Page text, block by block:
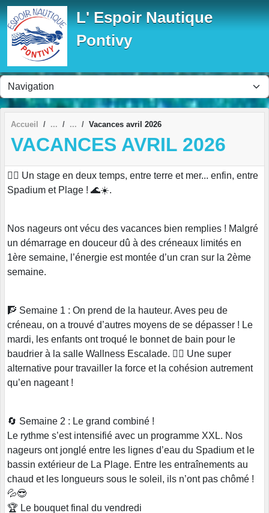
L' Espoir Nautique
Pontivy
Accueil Vacances avril 2026
VACANCES AVRIL 2026
🏊‍♂️ Un stage en deux temps, entre terre et mer... enfin, entre
Spadium et Plage ! 🌊☀️.
Nos nageurs ont vécu des vacances bien remplies ! Malgré
un démarrage en douceur dû à des créneaux limités en
1ère semaine, l’énergie est montée d’un cran sur la 2ème
semaine.
🧗 Semaine 1 : On prend de la hauteur. Aves peu de
créneau, on a trouvé d’autres moyens de se dépasser ! Le
mardi, les enfants ont troqué le bonnet de bain pour le
baudrier à la salle Wallness Escalade. 🧗‍♂️ Une super
alternative pour travailler la force et la cohésion autrement
qu’en nageant !
🔄 Semaine 2 : Le grand combiné !
Le rythme s’est intensifié avec un programme XXL. Nos
nageurs ont jonglé entre les lignes d’eau du Spadium et le
bassin extérieur de La Plage. Entre les entraînements au
chaud et les longueurs sous le soleil, ils n’ont pas chômé !
💦😎
🏆 Le bouquet final du vendredi
Panneau de gestion des cookies